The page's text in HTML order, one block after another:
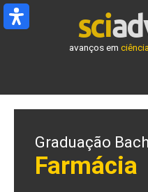
Ir
para
avanços em
Graduação
Farmácia